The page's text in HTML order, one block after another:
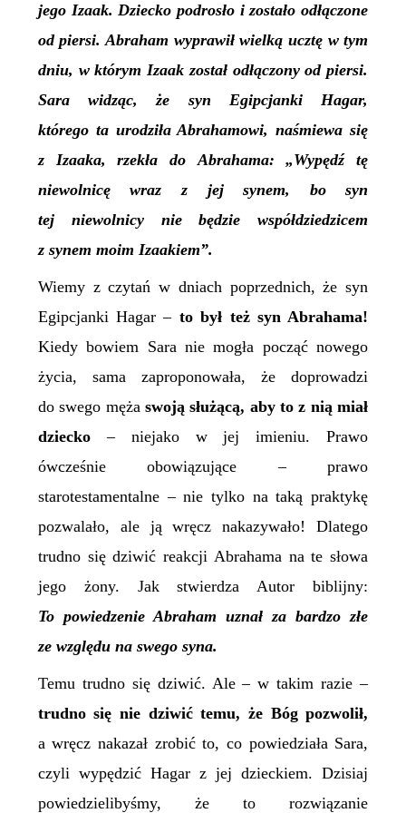
jego Izaak. Dziecko podrosło i zostało odłączone
od piersi. Abraham wyprawił wielką ucztę w tym
dniu, w którym Izaak został odłączony od piersi.
Sara widząc, że syn Egipcjanki Hagar,
którego ta urodziła Abrahamowi, naśmiewa się
z Izaaka, rzekła do Abrahama: „Wypędź tę
niewolnicę wraz z jej synem, bo syn
tej niewolnicy nie będzie współdziedzicem
z synem moim Izaakiem”.
Wiemy z czytań w dniach poprzednich, że syn
Egipcjanki Hagar –to był też syn Abrahama!
Kiedy bowiem Sara nie mogła począć nowego
życia, sama zaproponowała, że doprowadzi
do swego męża swoją służącą, aby to z nią miał
dziecko– niejako w jej imieniu. Prawo
ówcześnie obowiązujące – prawo
starotestamentalne – nie tylko na taką praktykę
pozwalało, ale ją wręcz nakazywało! Dlatego
trudno się dziwić reakcji Abrahama na te słowa
jego żony. Jak stwierdza Autor biblijny:
To powiedzenie Abraham uznał za bardzo złe
ze względu na swego syna.
Temu trudno się dziwić. Ale – w takim razie –
trudno się nie dziwić temu, że Bóg pozwolił,
a wręcz nakazał zrobić to, co powiedziała Sara,
czyli wypędzić Hagar z jej dzieckiem. Dzisiaj
powiedzielibyśmy, że to rozwiązanie